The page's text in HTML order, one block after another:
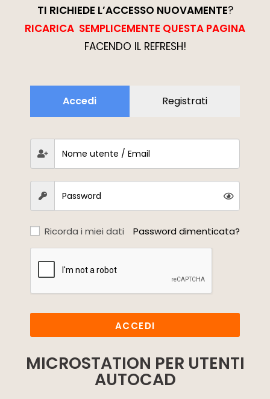
TI RICHIEDE L’ACCESSO NUOVAMENTE?
RICARICA SEMPLICEMENTE QUESTA PAGINA
FACENDO IL REFRESH!
Accedi Registrati
Ricorda i miei dati Password dimenticata?
ACCEDI
MICROSTATION PER UTENTI
AUTOCAD